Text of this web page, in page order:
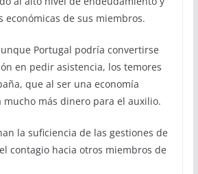
económicas de sus miembros.
Portugal podría convertirse
en pedir asistencia, los temores
que al ser una economía
más dinero para el auxilio.
la suficiencia de las gestiones de
contagio hacia otros miembros de